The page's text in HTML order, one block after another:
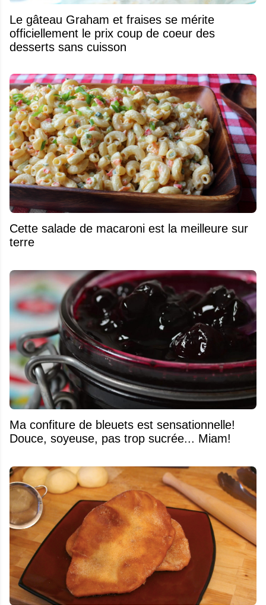
Le gâteau Graham et fraises se mérite
officiellement le prix coup de coeur des
desserts sans cuisson
Cette salade de macaroni est la meilleure sur
terre
Ma confiture de bleuets est sensationnelle!
Douce, soyeuse, pas trop sucrée... Miam!